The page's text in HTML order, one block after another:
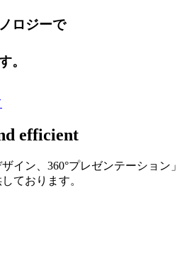
ロジーで
。
efficient
イン、360°プレゼンテーション」
ております。